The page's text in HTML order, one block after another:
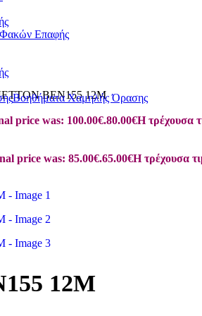
Επαφής
Βοηθήματα Χαμηλής Όρασης
BEN155 12M
price was: 100.00€.80.00€Η τρέχουσα
price was: 85.00€.65.00€Η τρέχουσα
12M